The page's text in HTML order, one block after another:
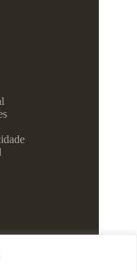
Juiz de Fora/MG